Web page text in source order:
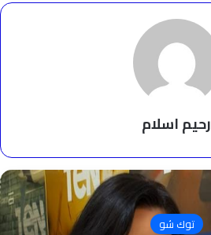
رحيم اسلام
توك شو